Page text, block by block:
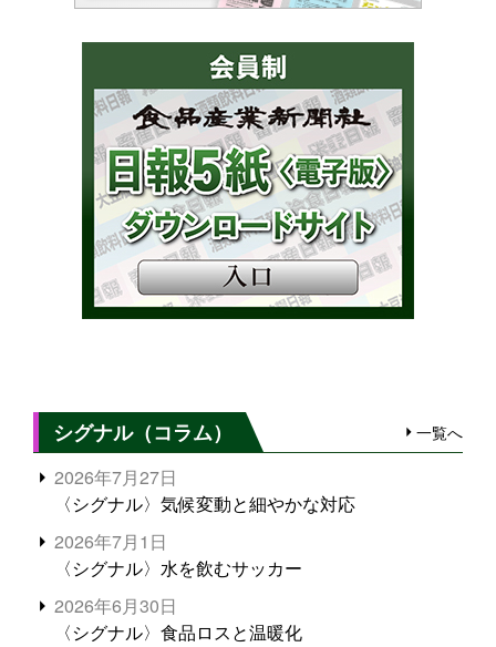
シグナル（コラム） 一覧へ
2026年7月27日
〈シグナル〉気候変動と細やかな対応
2026年7月1日
〈シグナル〉水を飲むサッカー
2026年6月30日
〈シグナル〉食品ロスと温暖化